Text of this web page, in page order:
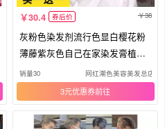
30.4 券后价 38
灰粉色染发剂流行色显白樱花粉
薄藤紫灰色自己在家染发膏植物
纯女
销量30 网红潮色美容美发总店
3元优惠券